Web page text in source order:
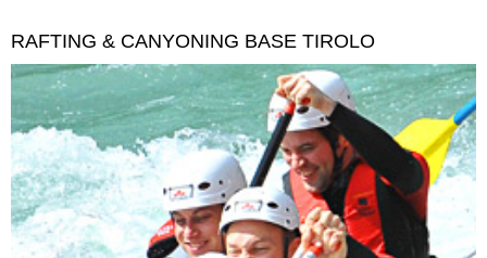
RAFTING & CANYONING BASE TIROLO